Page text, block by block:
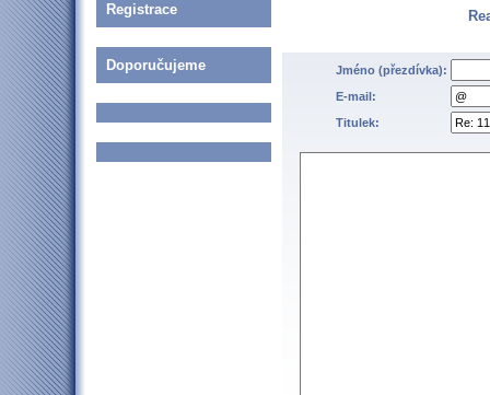
Registrace
Doporučujeme
Jméno (přezdívka):
E-mail:
Titulek: